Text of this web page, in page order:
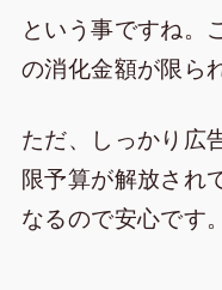
という事ですね。
の消化金額が限ら
ただ、しっかり広
限予算が解放され
なるので安心です。